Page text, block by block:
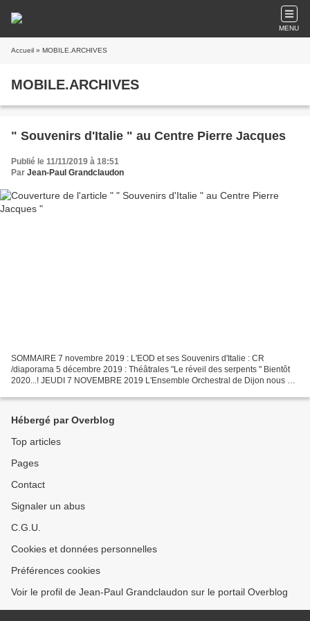
MENU
Accueil » MOBILE.ARCHIVES
MOBILE.ARCHIVES
" Souvenirs d'Italie " au Centre Pierre Jacques
Publié le 11/11/2019 à 18:51
Par Jean-Paul Grandclaudon
SOMMAIRE 7 novembre 2019 : L'EOD et ses Souvenirs d'Italie : CR
/diaporama 5 décembre 2019 : Théâtrales "Le réveil des serpents " Bientôt
2020...! JEUDI 7 NOVEMBRE 2019 L'Ensemble Orchestral de Dijon nous a
Hébergé par Overblog
Top articles
Pages
Contact
Signaler un abus
C.G.U.
Cookies et données personnelles
Préférences cookies
Voir le profil de Jean-Paul Grandclaudon sur le portail Overblog